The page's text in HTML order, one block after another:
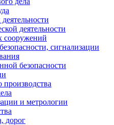
деятельности
сооружений
сигнализации
безопасности
производства
и метрологии
дорог